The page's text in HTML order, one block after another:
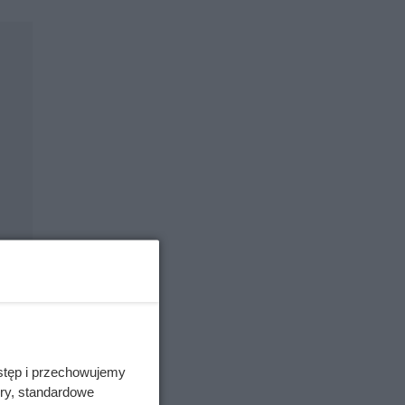
i przechowujemy
standardowe